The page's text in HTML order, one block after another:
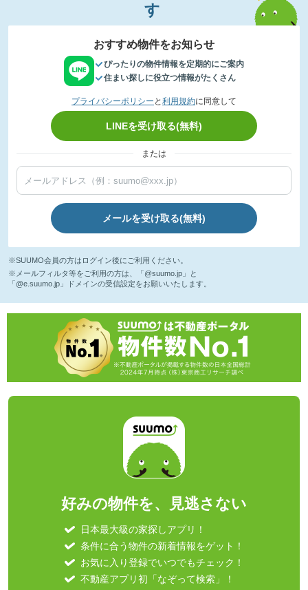
す
おすすめ物件をお知らせ
ぴったりの物件情報を定期的にご案内
住まい探しに役立つ情報がたくさん
プライバシーポリシー と 利用規約に同意して
LINEを受け取る(無料)
または
メールを受け取る(無料)
※SUUMO会員の方はログイン後にご利用ください。
※メールフィルタ等をご利用の方は、「@suumo.jp」と
「@e.suumo.jp」ドメインの受信設定をお願いいたします。
好みの物件を、見逃さない
日本最大級の家探しアプリ！
条件に合う物件の新着情報をゲット！
お気に入り登録でいつでもチェック！
不動産アプリ初「なぞって検索」！